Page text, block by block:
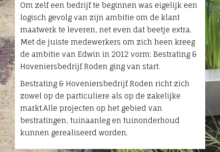
Om zelf een bedrijf te beginnen was eigelijk een
logisch gevolg van zijn ambitie om de klant
maatwerk te leveren, net even dat beetje extra.
Met de juiste medewerkers om zich heen kreeg
de ambitie van Edwin in 2012 vorm: Bestrating &
Hoveniersbedrijf Roden ging van start.
Bestrating & Hoveniersbedrijf Roden richt zich
zowel op de particuliere als op de zakelijke
markt.Alle projecten op het gebied van
bestratingen, tuinaanleg en tuinonderhoud
kunnen gerealiseerd worden.